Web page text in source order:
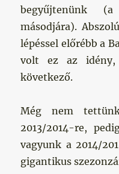
begyűjtenünk
másodjára).
lépéssel előrébb a
volt ez az
következő.
Még nem
2013/2014-re,
vagyunk a 2014/
gigantikus